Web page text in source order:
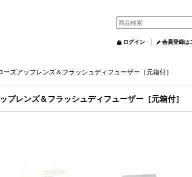
ログイン 会員登録は
ーズアップレンズ＆フラッシュディフューザー［元箱付］
プレンズ＆フラッシュディフューザー［元箱付］